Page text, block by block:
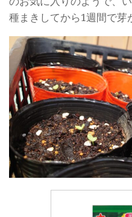
種まきしてから1週間で芽